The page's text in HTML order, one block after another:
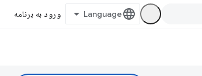
ورود به برنامه